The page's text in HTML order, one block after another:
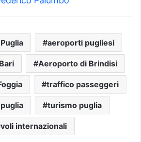
aeroporti pugliesi
Aeroporto di Brindisi
traffico passeggeri
turismo puglia
voli internazionali